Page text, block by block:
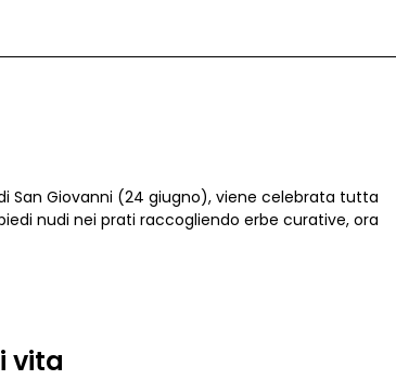
San Giovanni (24 giugno), viene celebrata tutta
nudi nei prati raccogliendo erbe curative, ora
vita